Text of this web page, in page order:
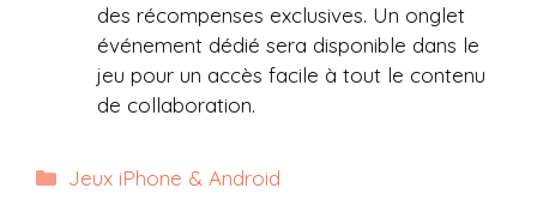
des récompenses exclusives. Un onglet
événement dédié sera disponible dans le
jeu pour un accès facile à tout le contenu
de collaboration.
Catégories
Jeux iPhone & Android